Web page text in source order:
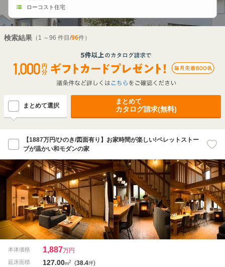
ローコスト住宅
検索結果 （1 ～96 件目/96件）
まとめて選択
まとめて
カタログ請求(無料)
【1887万円/ひのき/図面有り】お家時間が楽しい!ペレットストー
ブが温かい和モダンの家
本体価格 1,887万円
延床面積 127.00m2 (38.4坪)